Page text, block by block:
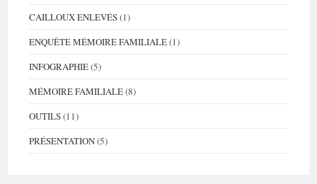
CAILLOUX ENLEVÉS(1)
ENQUÊTE MÉMOIRE FAMILIALE(1)
INFOGRAPHIE(5)
MÉMOIRE FAMILIALE(8)
OUTILS(11)
PRÉSENTATION(5)